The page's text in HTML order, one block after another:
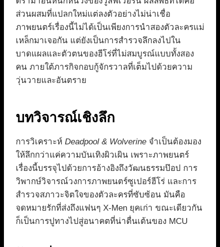
ส่วนผสมที่แปลกใหม่แต่ลงตัวอย่างไม่น่าเชื่อ
ภาพยนตร์เรื่องนี้ไม่ได้เป็นเพียงการนำสองตัวละครแม่
เหล็กมาเจอกัน แต่ยังเป็นการสำรวจลึกลงไปใน
บาดแผลและตัวตนของฮีโร่ที่ไม่สมบูรณ์แบบทั้งสอง
คน ภายใต้ภารกิจกอบกู้จักรวาลที่เต็มไปด้วยความ
วุ่นวายและอันตราย
บทวิจารณ์เชิงลึก
การวิเคราะห์ Deadpool & Wolverine จำเป็นต้องมอง
ให้ลึกกว่าแค่ความบันเทิงผิวเผิน เพราะภาพยนตร์
เรื่องนี้บรรจุไปด้วยการอ้างอิงถึงวัฒนธรรมป๊อป การ
วิพากษ์วิจารณ์วงการภาพยนตร์ซูเปอร์ฮีโร่ และการ
สำรวจสภาวะจิตใจของตัวละครที่ซับซ้อน มันคือ
จดหมายรักที่ส่งถึงแฟนๆ X-Men ยุคเก่า ขณะเดียวกัน
ก็เป็นการปูทางไปสู่อนาคตที่น่าตื่นเต้นของ MCU